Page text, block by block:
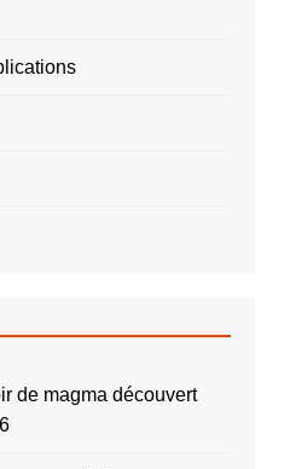
de magma découvert